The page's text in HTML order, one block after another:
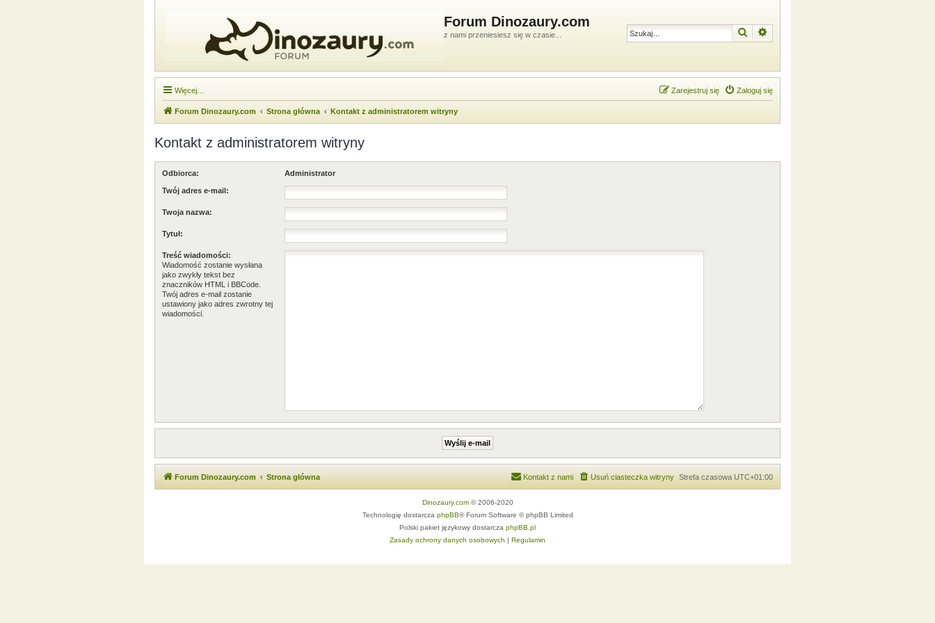
Forum Dinozaury.com
z nami przeniesiesz się w czasie... Szukaj
Więcej… Zaloguj się
Zarejestruj się
Forum Dinozaury.com Strona główna Kontakt z administratorem witryny
Kontakt z administratorem witryny
Odbiorca: Administrator
Twój adres e-mail:
Twoja nazwa:
Tytuł:
Treść wiadomości:
Wiadomość zostanie wysłana
jako zwykły tekst bez
znaczników HTML i BBCode.
Twój adres e-mail zostanie
ustawiony jako adres zwrotny tej
wiadomości.
Forum Dinozaury.com Strona główna Strefa czasowa UTC+01:00
Usuń ciasteczka witryny
Kontakt z nami
Dinozaury.com© 2006-2020
Technologię dostarcza phpBB® Forum Software © phpBB Limited
Polski pakiet językowy dostarcza phpBB.pl
Zasady ochrony danych osobowych | Regulamin